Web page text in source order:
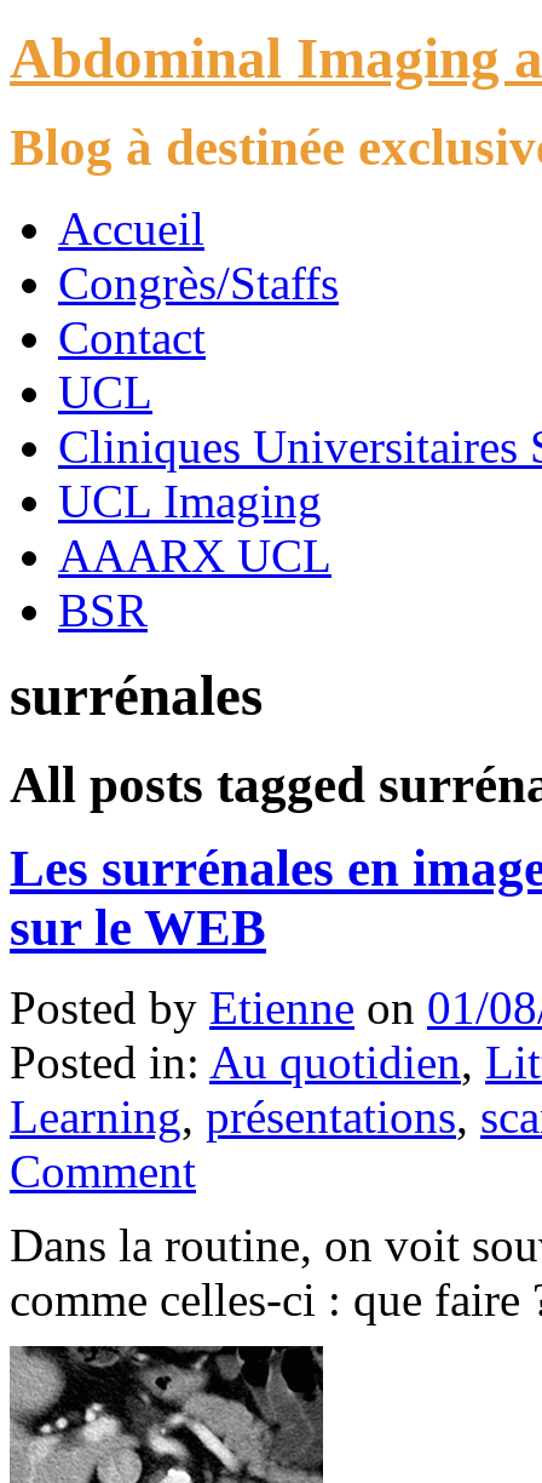
Abdominal Imaging
Blog à destinée
Accueil
Congrès/Staffs
Contact
UCL
Cliniques Universitaires
UCL Imaging
AAARX UCL
BSR
surrénales
All posts tagged
Les surrénales en
sur le WEB
Posted by Etienne on 01/
Posted in: Au quotidien,
Learning, présentations,
Comment
Dans la routine, on voit
comme celles-ci : que faire